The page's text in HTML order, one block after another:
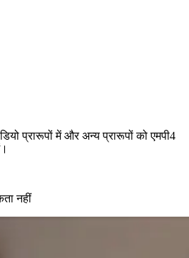
प्रारूपों में और अन्य प्रारूपों को एमपी4
नहीं